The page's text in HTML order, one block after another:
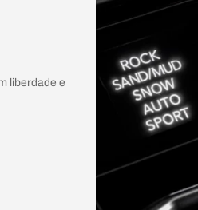
liberdade e